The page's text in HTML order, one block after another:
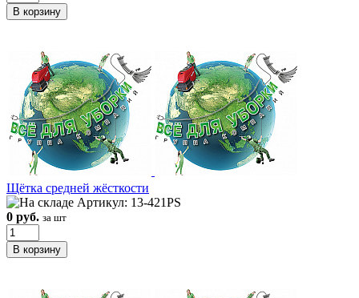
Щётка средней жёсткости
Артикул: 13-421PS
0 руб. за шт